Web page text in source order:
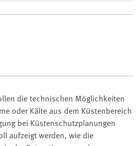
die technischen Möglichkeiten
oder Kälte aus dem Küstenbereich
bei Küstenschutzplanungen
aufzeigt werden, wie die